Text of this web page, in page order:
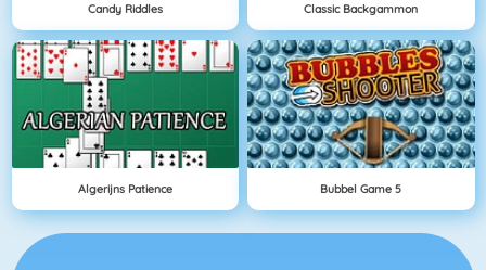
Candy Riddles Classic Backgammon
Algerijns Patience Bubbel Game 5